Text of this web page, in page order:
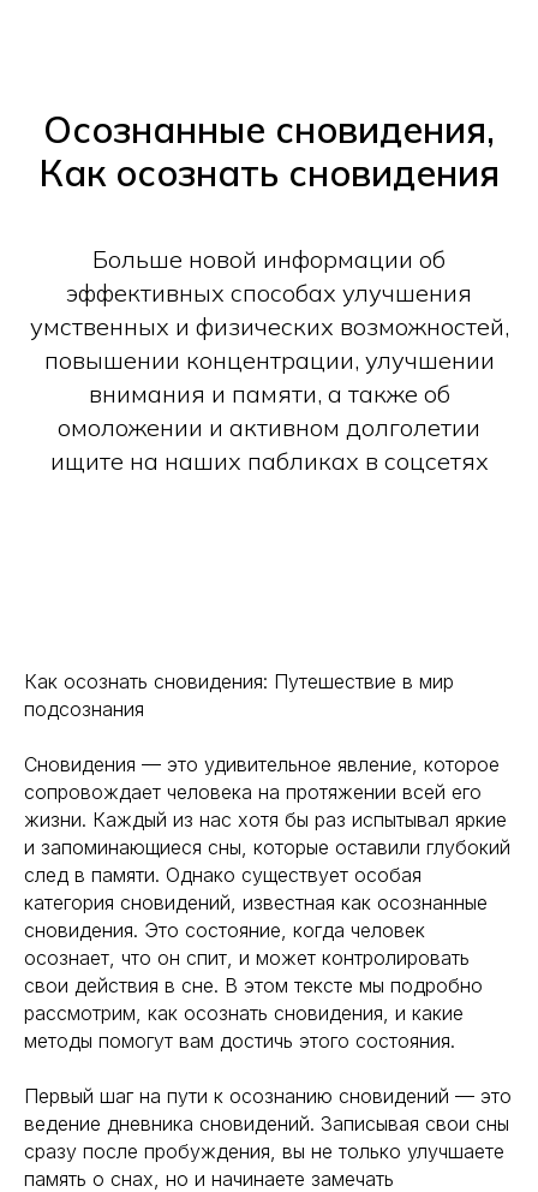
Осознанные сновидения,
Как осознать сновидения
Больше новой информации об
эффективных способах улучшения
умственных и физических возможностей,
повышении концентрации, улучшении
внимания и памяти, а также об
омоложении и активном долголетии
ищите на наших пабликах в соцсетях
Как осознать сновидения: Путешествие в мир
подсознания
Сновидения — это удивительное явление, которое
сопровождает человека на протяжении всей его
жизни. Каждый из нас хотя бы раз испытывал яркие
и запоминающиеся сны, которые оставили глубокий
след в памяти. Однако существует особая
категория сновидений, известная как осознанные
сновидения. Это состояние, когда человек
осознает, что он спит, и может контролировать
свои действия в сне. В этом тексте мы подробно
рассмотрим, как осознать сновидения, и какие
методы помогут вам достичь этого состояния.
Первый шаг на пути к осознанию сновидений — это
ведение дневника сновидений. Записывая свои сны
сразу после пробуждения, вы не только улучшаете
память о снах, но и начинаете замечать